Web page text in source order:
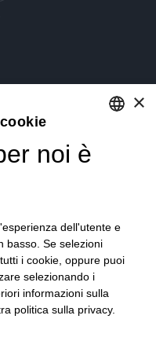
Archivio/Portfolio
×
noi è
dell'utente e
basso. Se selezioni
i cookie, oppure puoi
selezionando i
informazioni sulla
politica sulla privacy.